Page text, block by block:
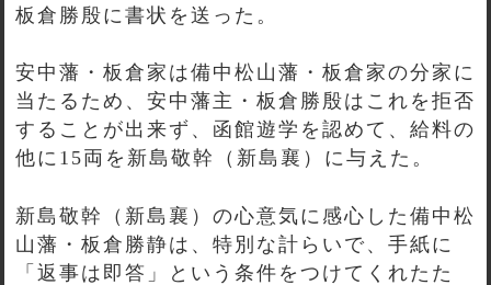
板倉勝殷に書状を送った。
安中藩・板倉家は備中松山藩・板倉家の分家に
当たるため、安中藩主・板倉勝殷はこれを拒否
することが出来ず、函館遊学を認めて、給料の
他に15両を新島敬幹（新島襄）に与えた。
新島敬幹（新島襄）の心意気に感心した備中松
山藩・板倉勝静は、特別な計らいで、手紙に
「返事は即答」という条件をつけてくれたた